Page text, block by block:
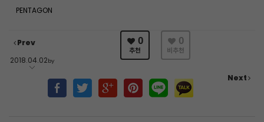
PENTAGON
Prev
2018.04.02by
Next
0
추천
0
비추천